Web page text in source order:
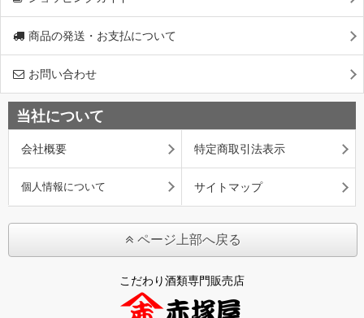
商品の発送・お支払について
お問い合わせ
当社について
会社概要 特定商取引法表示
個人情報について サイトマップ
ページ上部へ戻る
こだわり酒類専門販売店